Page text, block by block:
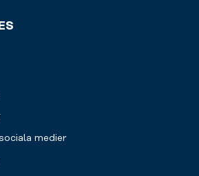
medier